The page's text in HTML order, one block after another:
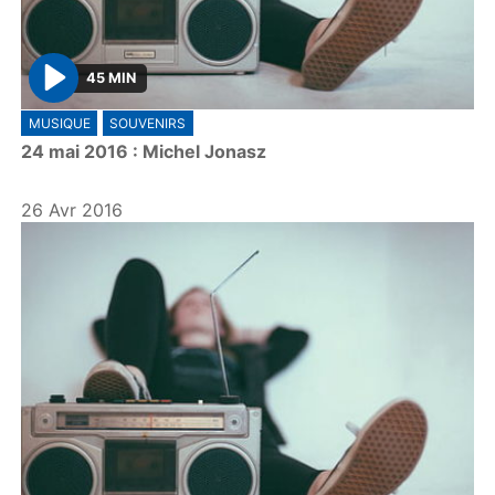
P
l
a
45 MIN
MUSIQUE SOUVENIRS
24 mai 2016 : Michel Jonasz
26 Avr 2016